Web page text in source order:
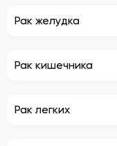
Рак желудка
Рак кишечника
Рак легких